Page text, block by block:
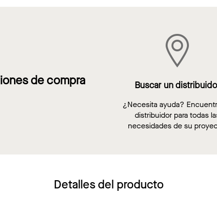
de compra Buscar un
¿Necesita ayuda?
distribuidor para todas
necesidades de su
Detalles del producto